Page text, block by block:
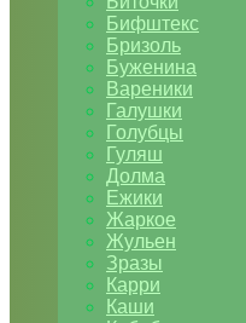
Бифштекс
Бризоль
Буженина
Вареники
Галушки
Голубцы
Гуляш
Долма
Ежики
Жаркое
Жульен
Зразы
Карри
Каши